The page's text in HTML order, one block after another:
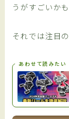
うがすごいか
それでは注目
あわせて読みたい